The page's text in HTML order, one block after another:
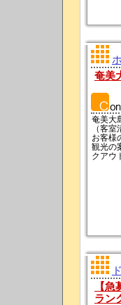
奄美
奄美大
（客室
お客様
観光の
クアウ
【
ラン